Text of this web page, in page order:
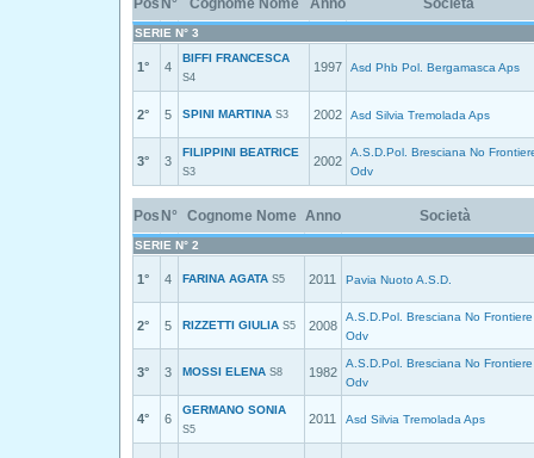
Pos N° Cognome Nome Anno Società
SERIE N° 3
1° 4
BIFFI FRANCESCA
S4
1997 Asd Phb Pol. Bergamasca Aps
2° 5 SPINI MARTINA S3 2002 Asd Silvia Tremolada Aps
3° 3
FILIPPINI BEATRICE
S3
2002
A.S.D.Pol. Bresciana No
Odv
Pos N° Cognome Nome Anno Società
SERIE N° 2
1° 4 FARINA AGATA S5 2011 Pavia Nuoto A.S.D.
2° 5 RIZZETTI GIULIA S5 2008
A.S.D.Pol. Bresciana No Frontiere
Odv
3° 3 MOSSI ELENA S8 1982
A.S.D.Pol. Bresciana No Frontiere
Odv
4° 6
GERMANO SONIA
S5
2011 Asd Silvia Tremolada Aps